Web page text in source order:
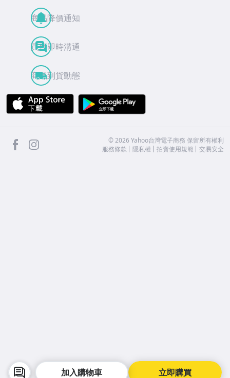
立即購買
加入購物車
商品降價通知
買賣即時溝通
商品到貨動態
APP Store
facebook ©2026 Yahoo台灣電子商務 保留所有權利
服務條款
隱私權 拍賣使用規範 交易安全